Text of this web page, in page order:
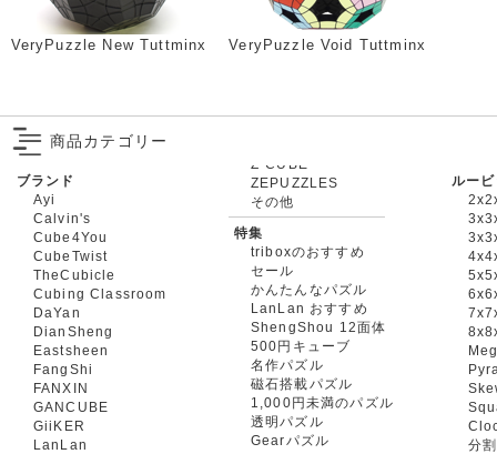
VeryPuzzle New Tuttminx VeryPuzzle Void Tuttminx
商品カテゴリー
ブランド
Ayi
Calvin's
Cube4You
CubeTwist
TheCubicle
Cubing Classroom
DaYan
DianSheng
Eastsheen
FangShi
FANXIN
GANCUBE
GiiKER
LanLan
ZEPUZZLES
その他
特集
triboxのおすすめ
セール
かんたんなパズル
LanLan おすすめ
ShengShou 12面体
500円キューブ
名作パズル
磁石搭載パズル
1,000円未満のパズル
透明パズル
Gearパズル
ルー
分